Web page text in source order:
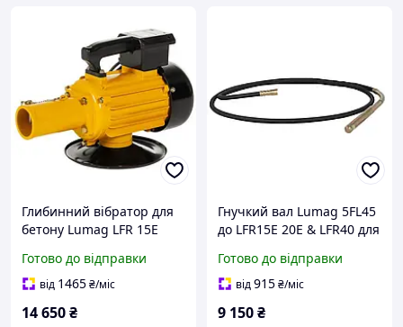
Глибинний вібратор для
бетону Lumag LFR 15E
швидкість потоку 1200 л/
год вага 17/18 кг
Готово до відправки
від 1465₴/міс
14 650₴
Гнучкий вал Lumag 5FL45
до LFR15E 20E & LFR40 для
шланга 6 м
продуктивність 12000 л/
Готово до відправки
від915₴/міс
9 150₴